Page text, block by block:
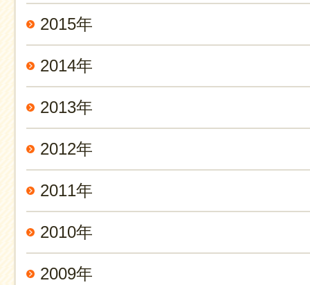
2015年
2014年
2013年
2012年
2011年
2010年
2009年